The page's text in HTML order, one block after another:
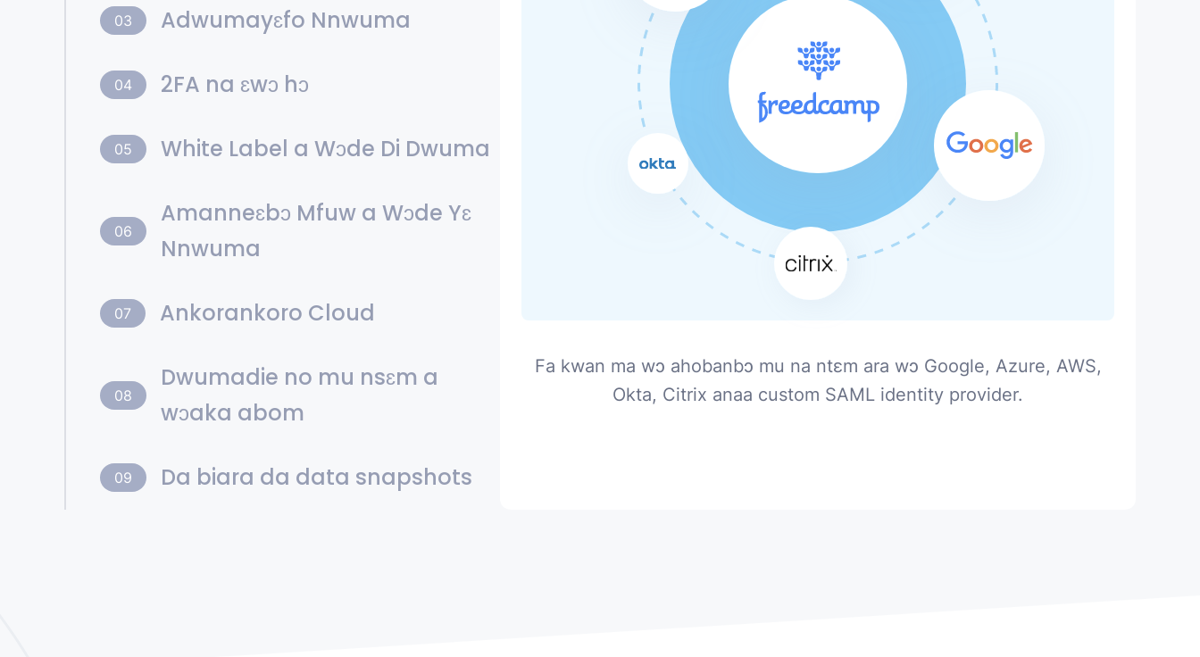
03 Adwumayɛfo Nnwuma
04 2FA na ɛwɔ hɔ
05 White Label a Wɔde Di Dwuma
06
Amanneɛbɔ Mfuw a Wɔde Yɛ
Nnwuma
07 Ankorankoro Cloud
08
Dwumadie no mu nsɛm a
wɔaka abom
09 Da biara da data snapshots
Fa kwan ma wɔ ahobanbɔ mu na ntɛm ara wɔ Google, Azure, AWS,
Okta, Citrix anaa custom SAML identity provider.